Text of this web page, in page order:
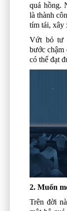
quá hồng.
là thành
tím tái, xây
Vứt bỏ tư
bước chậm
có thể đạt
2. Muốn
Trên đời